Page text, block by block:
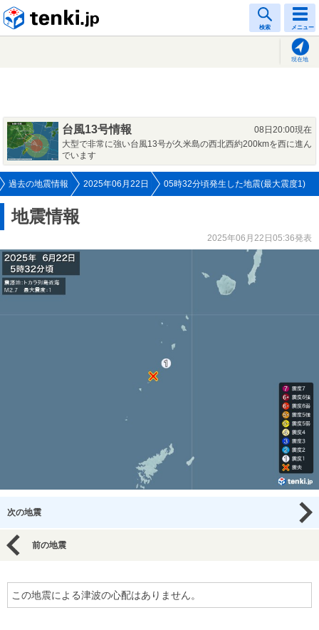
検索 メニュー
現在地
台風13号情報
08日20:00現在
大型で非常に強い台風13号が久米島の西北西約200kmを西に進ん
でいます
過去の地震情報 2025年06月22日 05時32分頃発生した地震(最大震度1)
地震情報
2025年06月22日05:36発表
次の地震
前の地震
この地震による津波の心配はありません。